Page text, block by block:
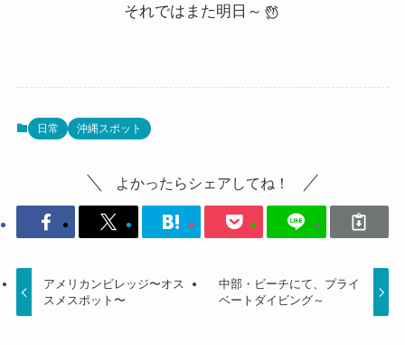
それではまた明日～
日常 沖縄スポット
よかったらシェアしてね！
アメリカンビレッジ〜オス
スメスポット〜
中部・ビーチにて、プライ
ベートダイビング～